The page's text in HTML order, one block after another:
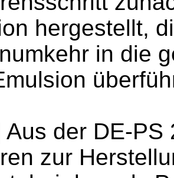
hergestellt,
in die
Aus der DE-PS
zur